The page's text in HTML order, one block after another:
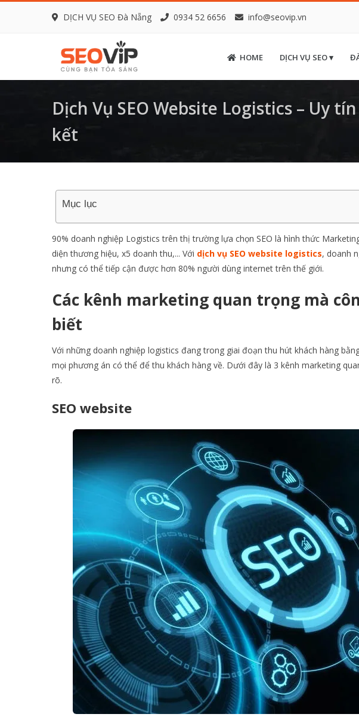
DỊCH VỤ SEO Đà Nẵng 0934 52 6656 info@seovip.vn
HOME DỊCH VỤ SEO ▾
Dịch Vụ SEO Website Logistics – Uy
kết
Mục lục
90% doanh nghiệp Logistics trên thị trường lựa chọn SEO là hình thức
diện thương hiệu, x5 doanh thu,... Với dịch vụ SEO website logistics, doanh
nhưng có thể tiếp cận được hơn 80% người dùng internet trên thế giới.
Các kênh marketing quan trọng mà
biết
Với những doanh nghiệp logistics đang trong giai đoạn thu hút khách hàng
mọi phương án có thể để thu khách hàng về. Dưới đây là 3 kênh marketing
rõ.
SEO website